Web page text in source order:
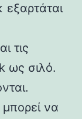
εξαρτάται
τις
ως σιλό.
να